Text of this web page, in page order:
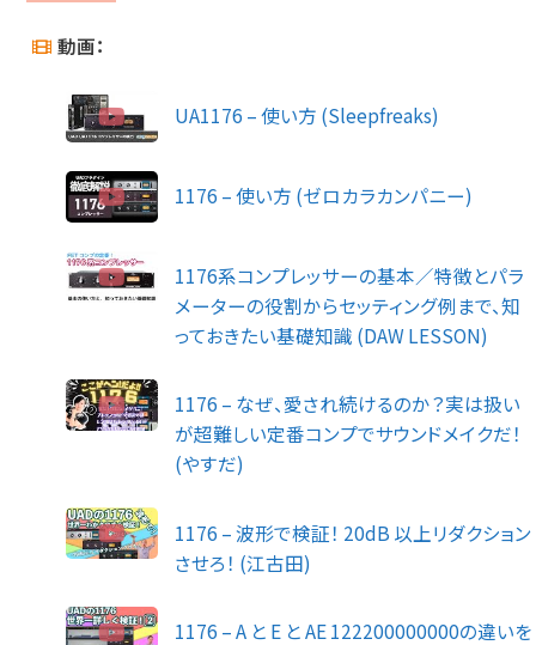
動画：
UA1176 – 使い方 (Sleepfreaks)
1176 – 使い方 (ゼロカラカンパニー)
1176系コンプレッサーの基本／特徴とパラ
メーターの役割からセッティング例まで、知
っておきたい基礎知識 (DAW LESSON)
1176 – なぜ、愛され続けるのか？実は扱い
が超難しい定番コンプでサウンドメイクだ！
(やすだ)
1176 – 波形で検証！ 20dB 以上リダクション
させろ！ (江古田)
1176 – A と E と AE 122200000000の違いを